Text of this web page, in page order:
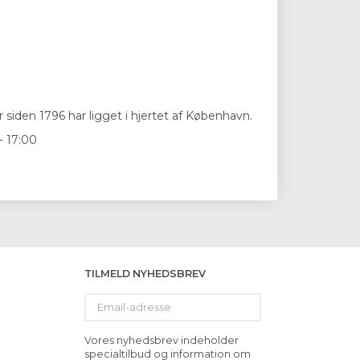
1796 har ligget i hjertet af København.
17:00
TILMELD NYHEDSBREV
adresse
Vores nyhedsbrev indeholder
specialtilbud og information om